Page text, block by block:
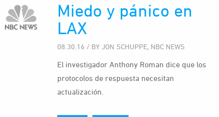
Miedo y pánico en
LAX
08.30.16 / BY JON SCHUPPE, NBC NEWS
El investigador Anthony Roman dice que los
protocolos de respuesta necesitan
actualización.